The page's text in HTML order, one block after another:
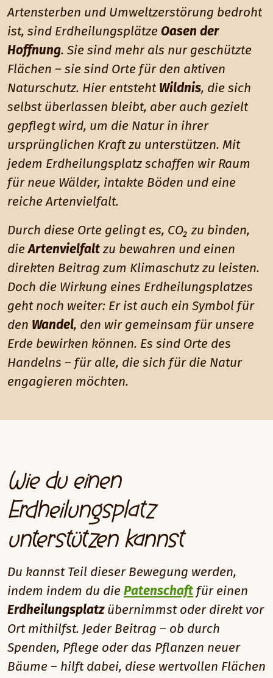
Artensterben und Umweltzerstörung bedroht
ist, sind Erdheilungsplätze Oasen der
Hoffnung. Sie sind mehr als nur geschützte
Flächen – sie sind Orte für den aktiven
Naturschutz. Hier entsteht Wildnis, die sich
selbst überlassen bleibt, aber auch gezielt
gepflegt wird, um die Natur in ihrer
ursprünglichen Kraft zu unterstützen. Mit
jedem Erdheilungsplatz schaffen wir Raum
für neue Wälder, intakte Böden und eine
reiche Artenvielfalt.
Durch diese Orte gelingt es, CO₂ zu binden,
dieArtenvielfaltzu bewahren und einen
direkten Beitrag zum Klimaschutz zu leisten.
Doch die Wirkung eines Erdheilungsplatzes
geht noch weiter: Er ist auch ein Symbol für
den Wandel, den wir gemeinsam für unsere
Erde bewirken können. Es sind Orte des
Handelns – für alle, die sich für die Natur
engagieren möchten.
Wie du einen
Erdheilungsplatz
unterstützen kannst
Du kannst Teil dieser Bewegung werden,
indem indem du die Patenschaft für einen
Erdheilungsplatzübernimmst oder direkt vor
Ort mithilfst. Jeder Beitrag – ob durch
Spenden, Pflege oder das Pflanzen neuer
Bäume – hilft dabei, diese wertvollen Flächen